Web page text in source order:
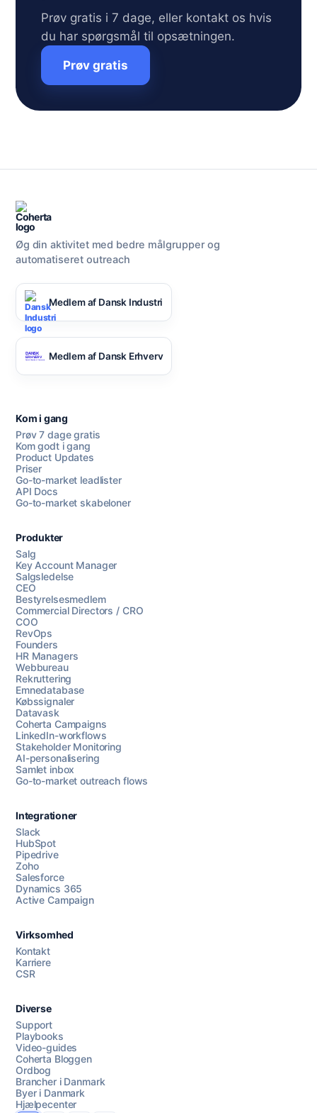
Prøv gratis i 7 dage, eller kontakt os hvis
du har spørgsmål til opsætningen.
Prøv gratis
Chat med os
AI Campaign Assist
Øg din aktivitet med bedre målgrupper og
automatiseret outreach
Medlem af Dansk Industri
Medlem af Dansk Erhverv
Kom i gang
Prøv 7 dage gratis
Kom godt i gang
Product Updates
Priser
Go-to-market leadlister
API Docs
Go-to-market skabeloner
Produkter
Salg
Key Account Manager
Salgsledelse
CEO
Bestyrelsesmedlem
Commercial Directors / CRO
COO
RevOps
Founders
HR Managers
Webbureau
Rekruttering
Emnedatabase
Købssignaler
Datavask
Coherta Campaigns
LinkedIn-workflows
Stakeholder Monitoring
AI-personalisering
Samlet inbox
Go-to-market outreach flows
Integrationer
Slack
HubSpot
Pipedrive
Zoho
Salesforce
Dynamics 365
Active Campaign
Virksomhed
Kontakt
Karriere
CSR
Diverse
Support
Playbooks
Video-guides
Coherta Bloggen
Ordbog
Brancher i Danmark
Byer i Danmark
Hjælpecenter